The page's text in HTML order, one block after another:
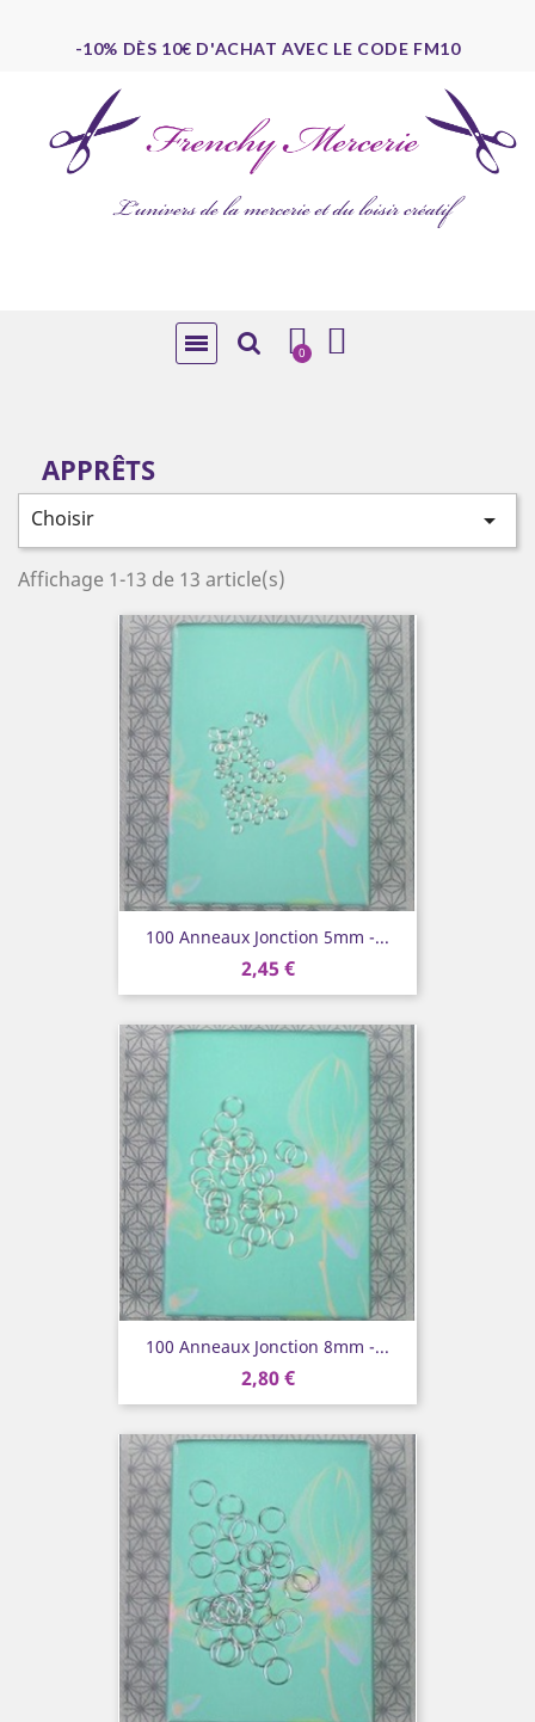
-10% DÈS 10€ D'ACHAT AVEC LE CODE FM10
APPRÊTS
Choisir 
Affichage 1-13 de 13 article(s)
100 Anneaux Jonction 5mm -...
2,45 €
100 Anneaux Jonction 8mm -...
2,80 €